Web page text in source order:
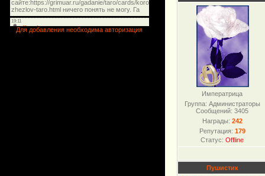
Для добавления необходима авторизация
Императрица
Группа: Администраторы
Сообщений:3405
Награды: 242
Репутация: 179
Статус:Offline
Пушистик